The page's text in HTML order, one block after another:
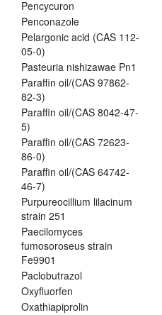
Pencycuron
Penconazole
Pelargonic acid (CAS 112-
05-0)
Pasteuria nishizawae Pn1
Paraffin oil/(CAS 97862-
82-3)
Paraffin oil/(CAS 8042-47-
5)
Paraffin oil/(CAS 72623-
86-0)
Paraffin oil/(CAS 64742-
46-7)
Purpureocillium lilacinum
strain 251
Paecilomyces
fumosoroseus strain
Fe9901
Paclobutrazol
Oxyfluorfen
Oxathiapiprolin